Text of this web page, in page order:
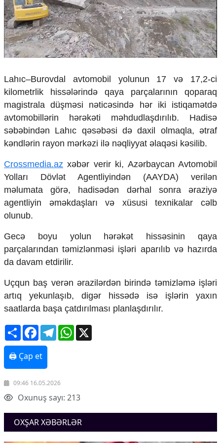
Çarpaz baxış
Təhlil
Siyasi
Geosiyasi
İqtisadi
Araşdırma
Multimedia
Foto
Video
İnfoqrafika
Podcast
Humanitar
Elm və təhsil
Mədəniyyət
Diaspor
Yüksəliş hekayəsi
Zəfər Diasporu
Səhiyyə
Ailə və uşaq
İqtisadiyyat
İqtisadi xəbərlər
Neft-qaz
Əmək və sosial siyasət
Kənd təsərrüfatı
Hərbi sənaye
COP29
Cəmiyyət
Crossmedia.az - 1 yaş
Siyasət
Lahıc–Burovdal avtomobil yolunun 17 və 17,2-ci
kilometrlik hissələrində qaya parçalarının qoparaq
magistrala düşməsi nəticəsində hər iki istiqamətdə
avtomobillərin hərəkəti məhdudlaşdırılıb. Hadisə
səbəbindən Lahıc qəsəbəsi də daxil olmaqla, ətraf
kəndlərin rayon mərkəzi ilə nəqliyyat əlaqəsi kəsilib.
Crossmedia.az xəbər verir ki, Azərbaycan Avtomobil
Yolları Dövlət Agentliyindən (AAYDA) verilən
məlumata görə, hadisədən dərhal sonra əraziyə
agentliyin əməkdaşları və xüsusi texnikalar cəlb
olunub.
Gecə boyu yolun hərəkət hissəsinin qaya
parçalarından təmizlənməsi işləri aparılıb və hazırda
da davam etdirilir.
Uçqun baş verən ərazilərdən birində təmizləmə işləri
artıq yekunlaşıb, digər hissədə isə işlərin yaxın
saatlarda başa çatdırılması planlaşdırılır.
ShareFacebookTelegramWhatsApp
🖨 Çap et
09:46 16.05.2026
Oxunuş sayı: 213
OXŞAR XƏBƏRLƏR